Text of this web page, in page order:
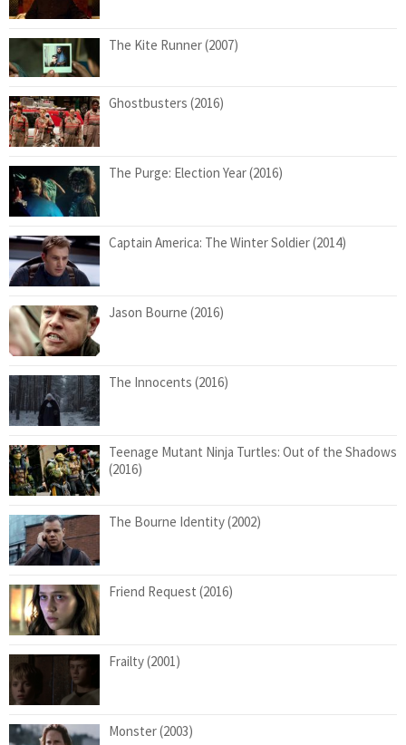
The Kite Runner (2007)
Ghostbusters (2016)
The Purge: Election Year (2016)
Captain America: The Winter Soldier (2014)
Jason Bourne (2016)
The Innocents (2016)
Teenage Mutant Ninja Turtles: Out of the Shadows
(2016)
The Bourne Identity (2002)
Friend Request (2016)
Frailty (2001)
Monster (2003)